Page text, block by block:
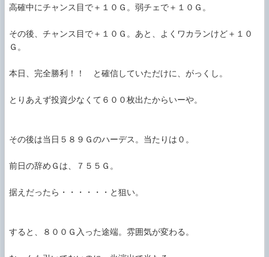
高確中にチャンス目で＋１０Ｇ。弱チェで＋１０Ｇ。
その後、チャンス目で＋１０Ｇ。あと、よくワカランけど＋１０
Ｇ。
本日、完全勝利！！　と確信していただけに、がっくし。
とりあえず投資少なくて６００枚出たからいーや。
その後は当日５８９Ｇのハーデス。当たりは０。
前日の辞めＧは、７５５Ｇ。
据えだったら・・・・・・と狙い。
すると、８００Ｇ入った途端。雰囲気が変わる。